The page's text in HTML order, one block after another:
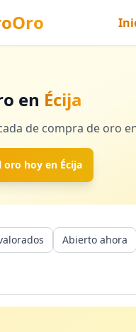
en Écija
de compra de oro
oro hoy en Écija
Abierto ahora